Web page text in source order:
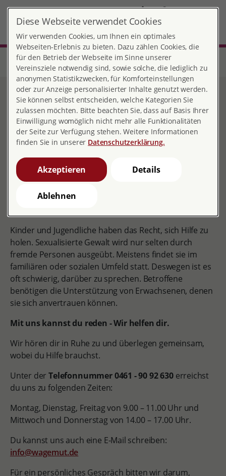
DE
Start Schleswig-Holstein
Beratungsstelle Flensburg-Wagemut
Hilfe für Kinder und Jugendliche
Hilfe für Kinder und
Jugendliche
Du bist oder warst von sexualisierter Gewalt
betroffen und suchst eine Person, mit der du
vertraulich sprechen kannst und die dir hilft.
Kinder und Jugendliche haben das Recht, sich Hilfe zu
holen. Sexualisierte Gewalt wird nur selten durch
fremde Personen ausgeübt. Meistens findet sie im
familiären oder sozialen Umfeld statt. Deswegen ist es
oft schwierig, darüber zu sprechen. Betroffene
benötigen die Unterstützung von Erwachsenen, denen
sie sich anvertrauen können.
Mit uns kannst du reden - Wir helfen dir.
Wir hören dir in Ruhe zu und überlegen gemeinsam,
wobei du Hilfe brauchst.
Unter der Telefonnummer 0461 - 90 92 630 erreichst
du uns zu folgenden Zeiten:
Montag, Dienstag, Freitag von 9.00 – 11.00 Uhr und
Mittwoch und Donnerstag von 14.00 – 17.00 Uhr.
Du kannst uns auch eine E-Mail schreiben:
info@wagemut.de
Für ein persönliches Gespräch bitten wir darum,
Diese Webseite verwendet Cookies
Wir verwenden Cookies, um Ihnen ein optimales
Webseiten-Erlebnis zu bieten. Dazu zählen Cookies, die
für den Betrieb der Webseite im Sinne unserer
Vereinsziele notwendig sind, sowie solche, die lediglich zu
anonymen Statistikzwecken, für Komforteinstellungen
oder zur Anzeige personalisierter Inhalte genutzt werden.
Sie können selbst entscheiden, welche Kategorien Sie
zulassen möchten. Bitte beachten Sie, dass auf Basis Ihrer
Einwilligung womöglich nicht mehr alle Funktionalitäten
der Seite zur Verfügung stehen. Weitere Informationen
finden Sie in unserer Datenschutzerklärung.
Akzeptieren Details
Ablehnen